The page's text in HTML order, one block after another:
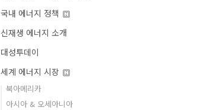
국내 에너지 정책
신재생 에너지 소개
대성투데이
세계 에너지 시장
북아메리카
아시아 & 오세아니아